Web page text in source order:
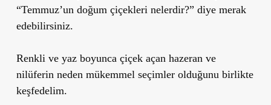
“Temmuz’un doğum çiçekleri nelerdir?” diye merak
edebilirsiniz.
Renkli ve yaz boyunca çiçek açan hazeran ve
nilüferin neden mükemmel seçimler olduğunu birlikte
keşfedelim.